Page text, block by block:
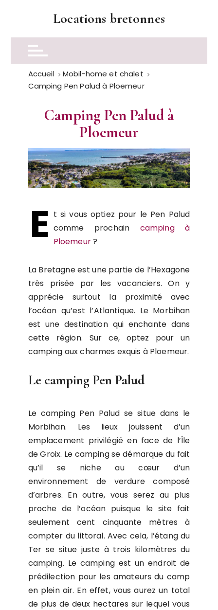
r
Locations bretonnes
Accueil
Mobil-home et chalet
Camping Pen Palud à Ploemeur
Camping Pen Palud à
Ploemeur
E t si vous optiez pour le Pen Palud
comme prochain camping à
Ploemeur?
La Bretagne est une partie de l’Hexagone
très prisée par les vacanciers. On y
apprécie surtout la proximité avec
l’océan qu’est l’Atlantique. Le Morbihan
est une destination qui enchante dans
cette région. Sur ce, optez pour un
camping aux charmes exquis à Ploemeur.
Le camping Pen Palud
Le camping Pen Palud se situe dans le
Morbihan. Les lieux jouissent d’un
emplacement privilégié en face de l’Île
de Groix. Le camping se démarque du fait
qu’il se niche au cœur d’un
environnement de verdure composé
d’arbres. En outre, vous serez au plus
proche de l’océan puisque le site fait
seulement cent cinquante mètres à
compter du littoral. Avec cela, l’étang du
Ter se situe juste à trois kilomètres du
camping. Le camping est un endroit de
prédilection pour les amateurs du camp
en plein air. En effet, vous aurez un total
de plus de deux hectares sur lequel vous